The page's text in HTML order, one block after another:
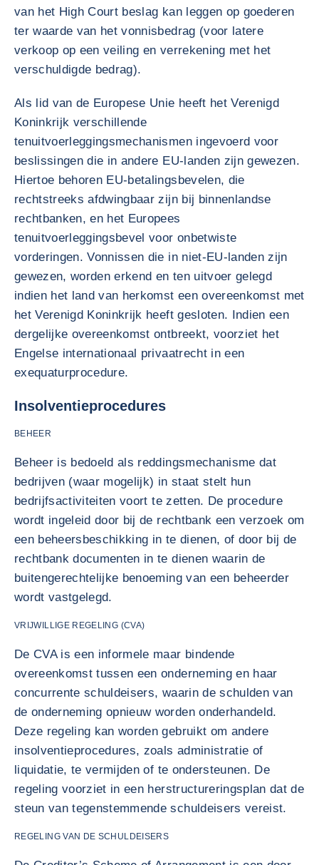
van het High Court beslag kan leggen op goederen
ter waarde van het vonnisbedrag (voor latere
verkoop op een veiling en verrekening met het
verschuldigde bedrag).
Als lid van de Europese Unie heeft het Verenigd
Koninkrijk verschillende
tenuitvoerleggingsmechanismen ingevoerd voor
beslissingen die in andere EU-landen zijn gewezen.
Hiertoe behoren EU-betalingsbevelen, die
rechtstreeks afdwingbaar zijn bij binnenlandse
rechtbanken, en het Europees
tenuitvoerleggingsbevel voor onbetwiste
vorderingen. Vonnissen die in niet-EU-landen zijn
gewezen, worden erkend en ten uitvoer gelegd
indien het land van herkomst een overeenkomst met
het Verenigd Koninkrijk heeft gesloten. Indien een
dergelijke overeenkomst ontbreekt, voorziet het
Engelse internationaal privaatrecht in een
exequaturprocedure.
Insolventieprocedures
BEHEER
Beheer is bedoeld als reddingsmechanisme dat
bedrijven (waar mogelijk) in staat stelt hun
bedrijfsactiviteiten voort te zetten. De procedure
wordt ingeleid door bij de rechtbank een verzoek om
een beheersbeschikking in te dienen, of door bij de
rechtbank documenten in te dienen waarin de
buitengerechtelijke benoeming van een beheerder
wordt vastgelegd.
VRIJWILLIGE REGELING (CVA)
De CVA is een informele maar bindende
overeenkomst tussen een onderneming en haar
concurrente schuldeisers, waarin de schulden van
de onderneming opnieuw worden onderhandeld.
Deze regeling kan worden gebruikt om andere
insolventieprocedures, zoals administratie of
liquidatie, te vermijden of te ondersteunen. De
regeling voorziet in een herstructureringsplan dat de
steun van tegenstemmende schuldeisers vereist.
REGELING VAN DE SCHULDEISERS